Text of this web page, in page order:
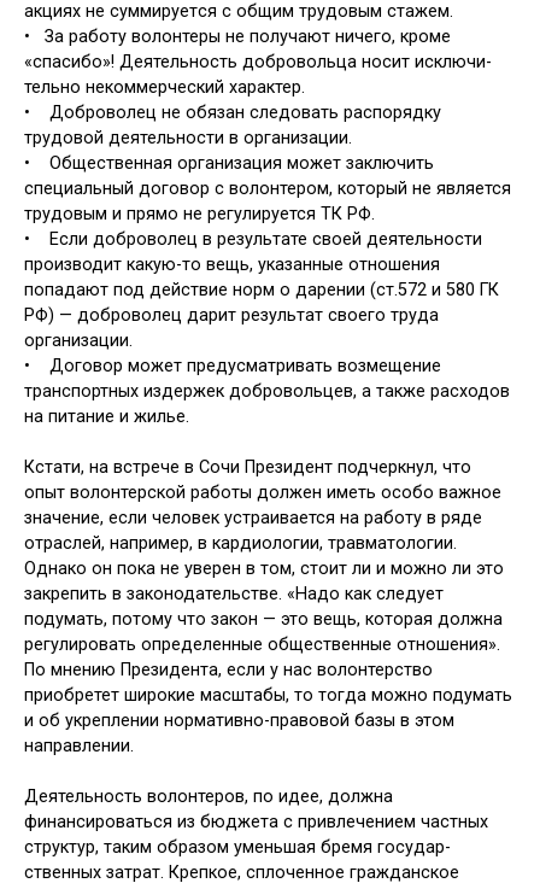
акциях не суммирует­ся с общим трудовым стажем.
•
За работу волонтеры не получа­ют ничего, кроме
«спасибо»! Деятель­ность добровольца носит исключи­
тельно некоммерческий характер.
•
Доброволец не обязан следовать распорядку
трудовой деятельности в организации.
•
Общественная организация мо­жет заключить
специальный договор с волонтером, который не является
трудовым и прямо не регулируется ТК РФ.
•
Если доброволец в результате сво­ей деятельности
производит какую-то вещь, указанные отношения
попадают под действие норм о дарении (ст.572 и 580 ГК
РФ) — доброволец дарит резуль­тат своего труда
организации.
•
Договор может предусматривать возмещение
транспортных издержек добровольцев, а также расходов
на питание и жилье.
Кстати, на встрече в Сочи Пре­зидент подчеркнул, что
опыт волон­терской работы должен иметь особо важное
значение, если человек устра­ивается на работу в ряде
отраслей, например, в кардиологии, травматоло­гии.
Однако он пока не уверен в том, стоит ли и можно ли это
закрепить в законодательстве. «Надо как следу­ет
подумать, потому что закон — это вещь, которая должна
регулировать определенные общественные отноше­ния».
По мнению Президента, если у нас волонтерство
приобретет широкие масштабы, то тогда можно подумать
и об укреплении нормативно-правовой базы в этом
направлении.
Деятельность волонтеров, по идее, должна
финансироваться из бюджета с привлечением частных
структур, та­ким образом уменьшая бремя государ­
ственных затрат. Крепкое, сплоченное гражданское